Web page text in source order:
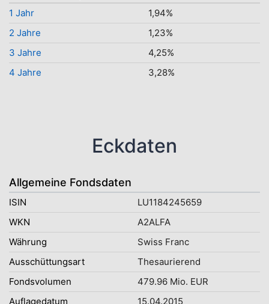
1 Jahr
1,94%
2 Jahre
1,23%
3 Jahre
4,25%
4 Jahre
3,28%
Eckdaten
Allgemeine Fondsdaten
ISIN
LU1184245659
WKN
A2ALFA
Währung
Swiss Franc
Ausschüttungsart
Thesaurierend
Fondsvolumen
479.96 Mio. EUR
Auflagedatum
15.04.2015